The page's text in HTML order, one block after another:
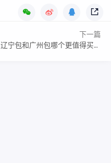
下一篇
辽宁包和广州包哪个更值得买，有哪些区别？